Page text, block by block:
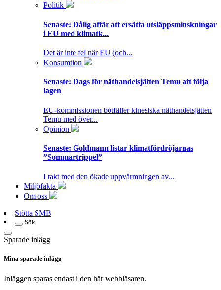
Politik
Senaste: Dålig affär att ersätta utsläppsminskningar
i EU med klimatk...
Det är inte fel när EU (och...
Konsumtion
Senaste: Dags för näthandelsjätten Temu att följa
lagen
EU-kommissionen bötfäller kinesiska näthandelsjätten
Temu med över...
Opinion
Senaste: Goldmann listar klimatfördröjarnas
”Sommartrippel”
I takt med den ökade uppvärmningen av...
Miljöfakta
Om oss
Stötta SMB
Sök
Sparade inlägg
Mina sparade inlägg
Inläggen sparas endast i den här webbläsaren.